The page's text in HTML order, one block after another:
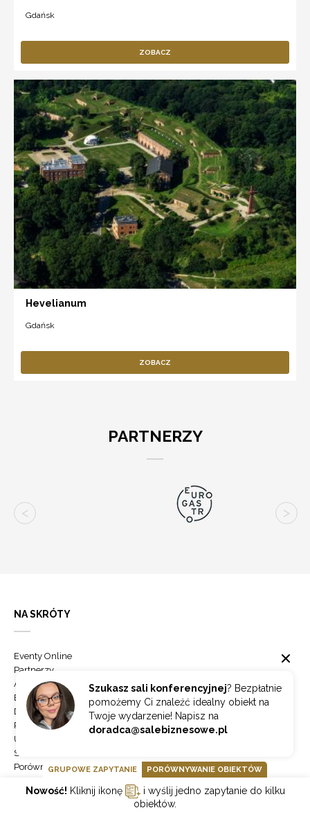
Gdańsk
ZOBACZ
Hevelianum
Gdańsk
ZOBACZ
PARTNERZY
Szukasz sali konferencyjnej? Bezpłatnie
pomożemy Ci znaleźć idealny obiekt na
Twoje wydarzenie! Napisz na
doradca@salebiznesowe.pl
NA SKRÓTY
Eventy Online
Partnerzy
Aktualności
Blog
Dodaj obiekt
Panel klienta
Usługi Mice
Sieci hoteli
Porównaj obiekty
Lista miast
GRUPOWE ZAPYTANIE PORÓWNYWANIE OBIEKTÓW
Nowość! Kliknij ikonę
i wyślij jedno zapytanie do kilku
obiektów.